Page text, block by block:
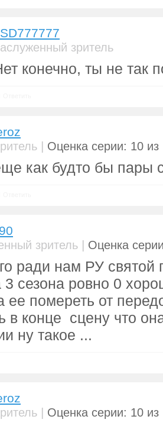
зритель
конечно, ты не так
| Оценка серии: 10 из
как будто бы пары
зритель | Оценка
ради нам РУ святой
3 сезона ровно 0
ее помереть от
в конце сцену что
ну такое ...
| Оценка серии: 10 из